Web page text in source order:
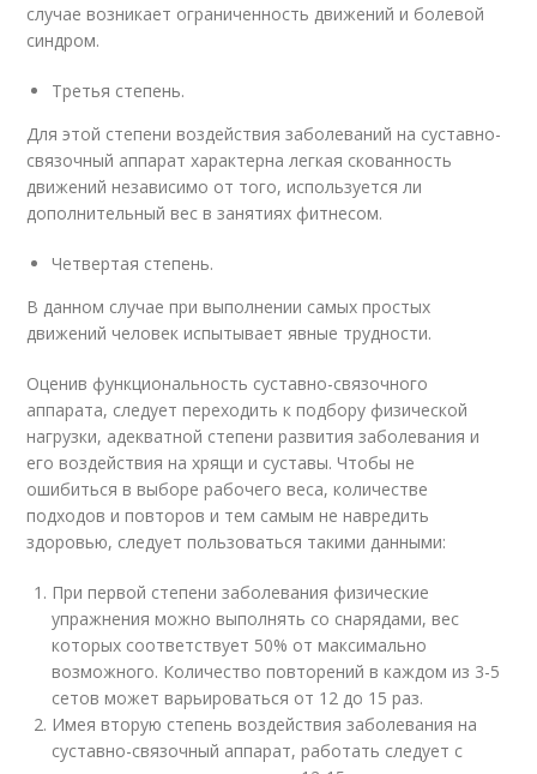
случае возникает ограниченность движений и болевой
синдром.
Третья степень.
Для этой степени воздействия заболеваний на суставно-
связочный аппарат характерна легкая скованность
движений независимо от того, используется ли
дополнительный вес в занятиях фитнесом.
Четвертая степень.
В данном случае при выполнении самых простых
движений человек испытывает явные трудности.
Оценив функциональность суставно-связочного
аппарата, следует переходить к подбору физической
нагрузки, адекватной степени развития заболевания и
его воздействия на хрящи и суставы. Чтобы не
ошибиться в выборе рабочего веса, количестве
подходов и повторов и тем самым не навредить
здоровью, следует пользоваться такими данными:
При первой степени заболевания физические
упражнения можно выполнять со снарядами, вес
которых соответствует 50% от максимально
возможного. Количество повторений в каждом из 3-5
сетов может варьироваться от 12 до 15 раз.
Имея вторую степень воздействия заболевания на
суставно-связочный аппарат, работать следует с